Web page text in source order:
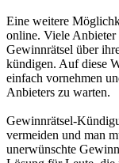
Eine weitere
online. Viele
Gewinnrätsel über
kündigen. Auf diese
einfach vornehmen
Anbieters zu warten.
Gewinnrätsel-
vermeiden und man
unerwünschte